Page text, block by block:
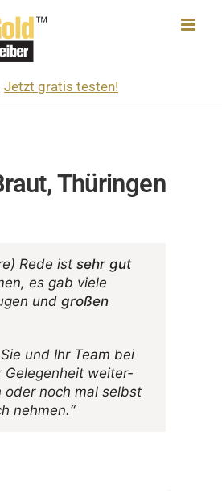
Jetzt gratis testen!
Thüringen
Rede ist sehr gut
es gab viele
und großen
und Ihr Team bei
Gele­gen­heit weiter­
oder noch mal selbst
nehmen.“